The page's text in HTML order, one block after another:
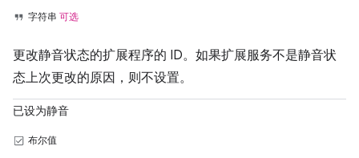
字符串 可选
更改静音状态的扩展程序的 ID。如果扩展服务不是静音状
态上次更改的原因，则不设置。
已设为静音
布尔值